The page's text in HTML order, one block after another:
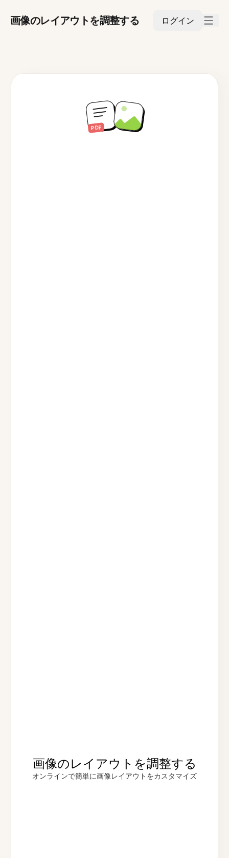
画像のレイアウトを調整する ログイン
画像のレイアウトを調整する
オンラインで簡単に画像レイアウトをカスタマイズ